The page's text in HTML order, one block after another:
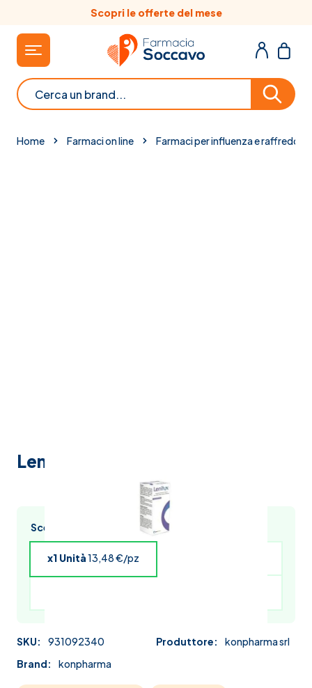
Salta al contenutoScopri le offerte del mese
Cerca
Home Farmaci on line Farmaci per influenza e
Lenitux sciroppo 100ml
Scegli l’acquisto multiplo e risparmia
x1 Unità13,48 €/pz
SKU: 931092340 Produttore:
konpharma srl
Brand:
konpharma